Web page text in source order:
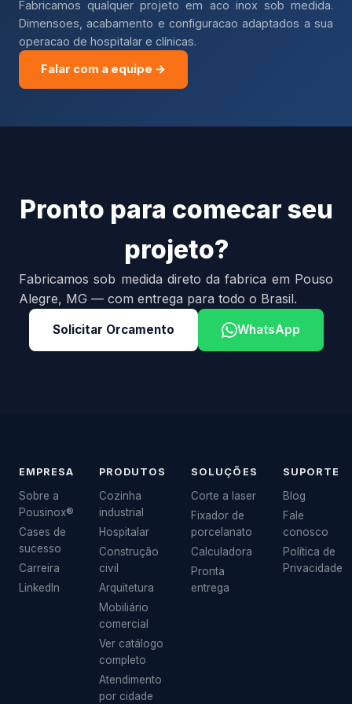
Fabricamos qualquer projeto em aco inox sob medida.
Dimensoes, acabamento e configuracao adaptados a sua
operacao de hospitalar e clínicas.
Falar com a equipe →
Pronto para comecar seu
projeto?
Fabricamos sob medida direto da fabrica em Pouso
Alegre, MG — com entrega para todo o Brasil.
Solicitar Orcamento WhatsApp
EMPRESA
Sobre a
Pousinox®
Cases de
sucesso
Carreira
LinkedIn
PRODUTOS
Cozinha
industrial
Hospitalar
Construção
civil
Arquitetura
Mobiliário
comercial
Ver catálogo
completo
Atendimento
por cidade
SOLUÇÕES
Corte a laser
Fixador de
porcelanato
Calculadora
Pronta
entrega
SUPORTE
Blog
Fale
conosco
Política de
Privacidade